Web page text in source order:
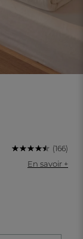
(166)
En savoir +